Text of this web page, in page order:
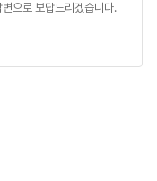
으로 보답드리겠습니다.